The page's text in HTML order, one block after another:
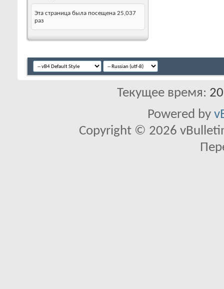
Эта страница была посещена 25,037
раз
Текущее время:
Powered by
Copyright © 2026